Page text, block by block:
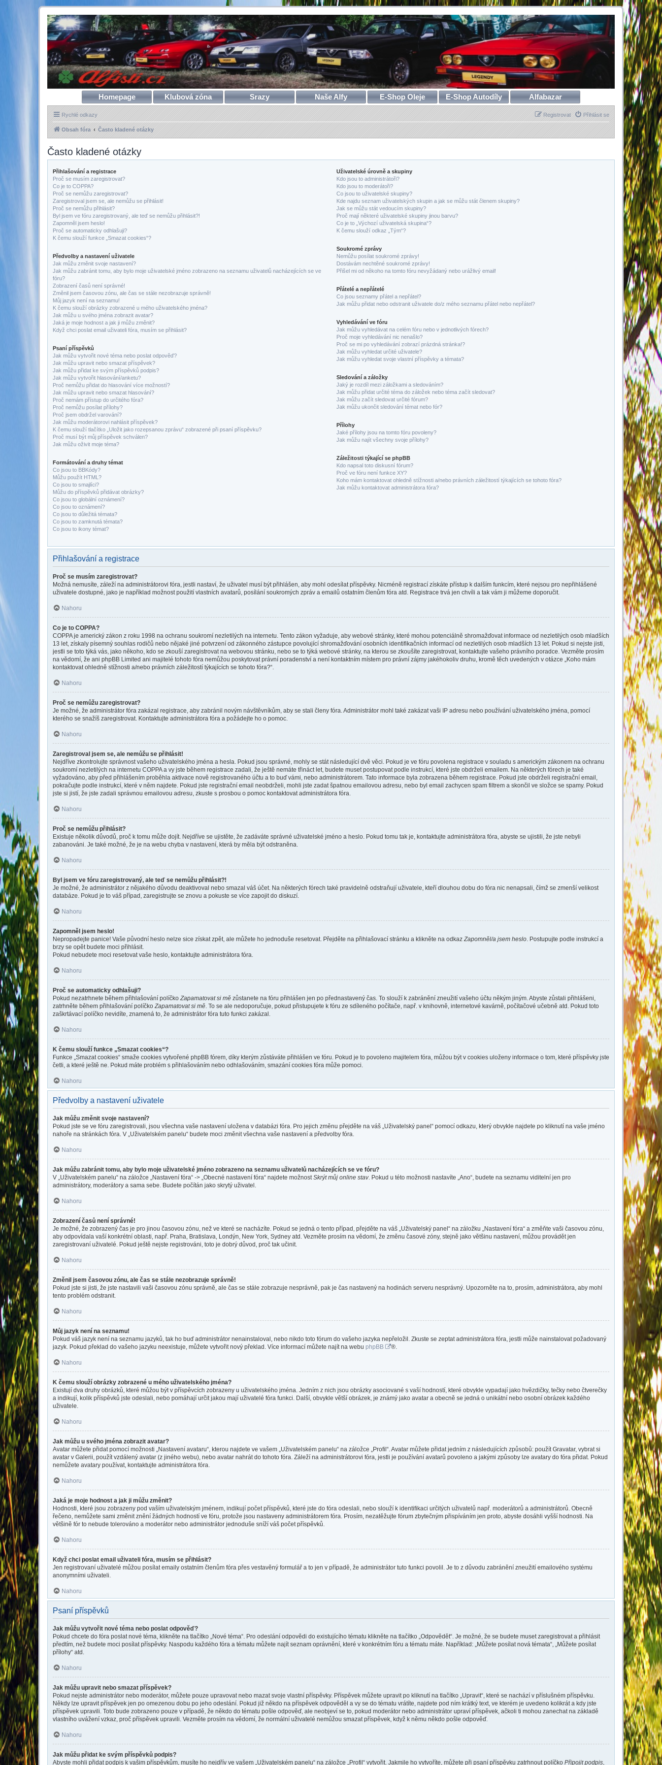
Homepage Klubová zóna Srazy Naše Alfy E-Shop Oleje E-Shop Autodíly Alfabazar
Rychlé odkazy Přihlásit se
Registrovat
Obsah fóra Často kladené otázky
Často kladené otázky
Přihlašování a registrace
Proč se musím zaregistrovat?
Co je to COPPA?
Proč se nemůžu zaregistrovat?
Zaregistroval jsem se, ale nemůžu se přihlásit!
Proč se nemůžu přihlásit?
Byl jsem ve fóru zaregistrovaný, ale teď se nemůžu přihlásit?!
Zapomněl jsem heslo!
Proč se automaticky odhlašuji?
K čemu slouží funkce „Smazat cookies“?
Předvolby a nastavení uživatele
Jak můžu změnit svoje nastavení?
Jak můžu zabránit tomu, aby bylo moje uživatelské jméno zobrazeno na seznamu uživatelů nacházejících se ve
fóru?
Zobrazení časů není správné!
Změnil jsem časovou zónu, ale čas se stále nezobrazuje správně!
Můj jazyk není na seznamu!
K čemu slouží obrázky zobrazené u mého uživatelského jména?
Jak můžu u svého jména zobrazit avatar?
Jaká je moje hodnost a jak ji můžu změnit?
Když chci poslat email uživateli fóra, musím se přihlásit?
Psaní příspěvků
Jak můžu vytvořit nové téma nebo poslat odpověď?
Jak můžu upravit nebo smazat příspěvek?
Jak můžu přidat ke svým příspěvků podpis?
Jak můžu vytvořit hlasování/anketu?
Proč nemůžu přidat do hlasování více možností?
Jak můžu upravit nebo smazat hlasování?
Proč nemám přístup do určitého fóra?
Proč nemůžu posílat přílohy?
Proč jsem obdržel varování?
Jak můžu moderátorovi nahlásit příspěvek?
K čemu slouží tlačítko „Uložit jako rozepsanou zprávu“ zobrazené při psaní příspěvku?
Proč musí být můj příspěvek schválen?
Jak můžu oživit moje téma?
Formátování a druhy témat
Co jsou to BBKódy?
Můžu použít HTML?
Co jsou to smajlíci?
Můžu do příspěvků přidávat obrázky?
Co jsou to globální oznámení?
Co jsou to oznámení?
Co jsou to důležitá témata?
Co jsou to zamknutá témata?
Co jsou to ikony témat?
Uživatelské úrovně a skupiny
Kdo jsou to administrátoři?
Kdo jsou to moderátoři?
Co jsou to uživatelské skupiny?
Kde najdu seznam uživatelských skupin a jak se můžu stát členem skupiny?
Jak se můžu stát vedoucím skupiny?
Proč mají některé uživatelské skupiny jinou barvu?
Co je to „Výchozí uživatelská skupina“?
K čemu slouží odkaz „Tým“?
Soukromé zprávy
Nemůžu posílat soukromé zprávy!
Dostávám nechtěné soukromé zprávy!
Přišel mi od někoho na tomto fóru nevyžádaný nebo urážlivý email!
Přátelé a nepřátelé
Co jsou seznamy přátel a nepřátel?
Jak můžu přidat nebo odstranit uživatele do/z mého seznamu přátel nebo nepřátel?
Vyhledávání ve fóru
Jak můžu vyhledávat na celém fóru nebo v jednotlivých fórech?
Proč moje vyhledávání nic nenašlo?
Proč se mi po vyhledávání zobrazí prázdná stránka!?
Jak můžu vyhledat určité uživatele?
Jak můžu vyhledat svoje vlastní příspěvky a témata?
Sledování a záložky
Jaký je rozdíl mezi záložkami a sledováním?
Jak můžu přidat určité téma do záložek nebo téma začít sledovat?
Jak můžu začít sledovat určité fórum?
Jak můžu ukončit sledování témat nebo fór?
Přílohy
Jaké přílohy jsou na tomto fóru povoleny?
Jak můžu najít všechny svoje přílohy?
Záležitosti týkající se phpBB
Kdo napsal toto diskusní fórum?
Proč ve fóru není funkce XY?
Koho mám kontaktovat ohledně stížnosti a/nebo právních záležitostí týkajících se tohoto fóra?
Jak můžu kontaktovat administrátora fóra?
Přihlašování a registrace
Proč se musím zaregistrovat?
Možná nemusíte, záleží na administrátorovi fóra, jestli nastaví, že uživatel musí být přihlášen, aby mohl odesílat příspěvky. Nicméně registrací získáte přístup k dalším funkcím, které nejsou pro nepřihlášené
uživatele dostupné, jako je například možnost použití vlastních avatarů, posílání soukromých zpráv a emailů ostatním členům fóra atd. Registrace trvá jen chvíli a tak vám ji můžeme doporučit.
Nahoru
Co je to COPPA?
COPPA je americký zákon z roku 1998 na ochranu soukromí nezletilých na internetu. Tento zákon vyžaduje, aby webové stránky, které mohou potenciálně shromažďovat informace od nezletilých osob mladších
13 let, získaly písemný souhlas rodičů nebo nějaké jiné potvrzení od zákonného zástupce povolující shromažďování osobních identifikačních informací od nezletilých osob mladších 13 let. Pokud si nejste jisti,
jestli se toto týká vás, jako někoho, kdo se zkouší zaregistrovat na webovou stránku, nebo se to týká webové stránky, na kterou se zkoušíte zaregistrovat, kontaktujte vašeho právního poradce. Vezměte prosím
na vědomí, že ani phpBB Limited ani majitelé tohoto fóra nemůžou poskytovat právní poradenství a není kontaktním místem pro právní zájmy jakéhokoliv druhu, kromě těch uvedených v otázce „Koho mám
kontaktovat ohledně stížnosti a/nebo právních záležitostí týkajících se tohoto fóra?“.
Nahoru
Proč se nemůžu zaregistrovat?
Je možné, že administrátor fóra zakázal registrace, aby zabránil novým návštěvníkům, aby se stali členy fóra. Administrátor mohl také zakázat vaši IP adresu nebo používání uživatelského jména, pomocí
kterého se snažíš zaregistrovat. Kontaktujte administrátora fóra a požádejte ho o pomoc.
Nahoru
Zaregistroval jsem se, ale nemůžu se přihlásit!
Nejdříve zkontrolujte správnost vašeho uživatelského jména a hesla. Pokud jsou správné, mohly se stát následující dvě věci. Pokud je ve fóru povolena registrace v souladu s americkým zákonem na ochranu
soukromí nezletilých na internetu COPPA a vy jste během registrace zadali, že ještě nemáte třináct let, budete muset postupovat podle instrukcí, které jste obdrželi emailem. Na některých fórech je také
vyžadováno, aby před přihlášením proběhla aktivace nově registrovaného účtu a to buď vámi, nebo administrátorem. Tato informace byla zobrazena během registrace. Pokud jste obdrželi registrační email,
pokračujte podle instrukcí, které v něm najdete. Pokud jste registrační email neobdrželi, mohli jste zadat špatnou emailovou adresu, nebo byl email zachycen spam filtrem a skončil ve složce se spamy. Pokud
jste si jistí, že jste zadali správnou emailovou adresu, zkuste s prosbou o pomoc kontaktovat administrátora fóra.
Nahoru
Proč se nemůžu přihlásit?
Existuje několik důvodů, proč k tomu může dojít. Nejdříve se ujistěte, že zadáváte správné uživatelské jméno a heslo. Pokud tomu tak je, kontaktujte administrátora fóra, abyste se ujistili, že jste nebyli
zabanováni. Je také možné, že je na webu chyba v nastavení, která by měla být odstraněna.
Nahoru
Byl jsem ve fóru zaregistrovaný, ale teď se nemůžu přihlásit?!
Je možné, že administrátor z nějakého důvodu deaktivoval nebo smazal váš účet. Na některých fórech také pravidelně odstraňují uživatele, kteří dlouhou dobu do fóra nic nenapsali, čímž se zmenší velikost
databáze. Pokud je to váš případ, zaregistrujte se znovu a pokuste se více zapojit do diskuzí.
Nahoru
Zapomněl jsem heslo!
Nepropadejte panice! Vaše původní heslo nelze sice získat zpět, ale můžete ho jednoduše resetovat. Přejděte na přihlašovací stránku a klikněte na odkaz Zapomněl/a jsem heslo . Postupujte podle instrukcí a
brzy se opět budete moci přihlásit.
Pokud nebudete moci resetovat vaše heslo, kontaktujte administrátora fóra.
Nahoru
Proč se automaticky odhlašuji?
Pokud nezatrhnete během přihlašování políčko Zapamatovat si mě zůstanete na fóru přihlášen jen po přednastavený čas. To slouží k zabránění zneužití vašeho účtu někým jiným. Abyste zůstali přihlášeni,
zatrhněte během přihlašování políčko Zapamatovat si mě . To se ale nedoporučuje, pokud přistupujete k fóru ze sdíleného počítače, např. v knihovně, internetové kavárně, počítačové učebně atd. Pokud toto
zaškrtávací políčko nevidíte, znamená to, že administrátor fóra tuto funkci zakázal.
Nahoru
K čemu slouží funkce „Smazat cookies“?
Funkce „Smazat cookies“ smaže cookies vytvořené phpBB fórem, díky kterým zůstáváte přihlášen ve fóru. Pokud je to povoleno majitelem fóra, můžou být v cookies uloženy informace o tom, které příspěvky jste
četli, a které ještě ne. Pokud máte problém s přihlašováním nebo odhlašováním, smazání cookies fóra může pomoci.
Nahoru
Předvolby a nastavení uživatele
Jak můžu změnit svoje nastavení?
Pokud jste se ve fóru zaregistrovali, jsou všechna vaše nastavení uložena v databázi fóra. Pro jejich změnu přejděte na váš „Uživatelský panel“ pomocí odkazu, který obvykle najdete po kliknutí na vaše jméno
nahoře na stránkách fóra. V „Uživatelském panelu“ budete moci změnit všechna vaše nastavení a předvolby fóra.
Nahoru
Jak můžu zabránit tomu, aby bylo moje uživatelské jméno zobrazeno na seznamu uživatelů nacházejících se ve fóru?
V „Uživatelském panelu“ na záložce „Nastavení fóra“ -> „Obecné nastavení fóra“ najdete možnost Skrýt můj online stav. Pokud u této možnosti nastavíte „Ano“, budete na seznamu viditelní jen pro
administrátory, moderátory a sama sebe. Budete počítán jako skrytý uživatel.
Nahoru
Zobrazení časů není správné!
Je možné, že zobrazený čas je pro jinou časovou zónu, než ve které se nacházíte. Pokud se jedná o tento případ, přejděte na váš „Uživatelský panel“ na záložku „Nastavení fóra“ a změňte vaši časovou zónu,
aby odpovídala vaší konkrétní oblasti, např. Praha, Bratislava, Londýn, New York, Sydney atd. Vezměte prosím na vědomí, že změnu časové zóny, stejně jako většinu nastavení, můžou provádět jen
zaregistrovaní uživatelé. Pokud ještě nejste registrováni, toto je dobrý důvod, proč tak učinit.
Nahoru
Změnil jsem časovou zónu, ale čas se stále nezobrazuje správně!
Pokud jste si jisti, že jste nastavili vaši časovou zónu správně, ale čas se stále zobrazuje nesprávně, pak je čas nastavený na hodinách serveru nesprávný. Upozorněte na to, prosím, administrátora, aby mohl
tento problém odstranit.
Nahoru
Můj jazyk není na seznamu!
Pokud váš jazyk není na seznamu jazyků, tak ho buď administrátor nenainstaloval, nebo nikdo toto fórum do vašeho jazyka nepřeložil. Zkuste se zeptat administrátora fóra, jestli může nainstalovat požadovaný
jazyk. Pokud překlad do vašeho jazyku neexistuje, můžete vytvořit nový překlad. Více informací můžete najít na webu phpBB ®.
Nahoru
K čemu slouží obrázky zobrazené u mého uživatelského jména?
Existují dva druhy obrázků, které můžou být v příspěvcích zobrazeny u uživatelského jména. Jedním z nich jsou obrázky asociované s vaší hodností, které obvykle vypadají jako hvězdičky, tečky nebo čtverečky
a indikují, kolik příspěvků jste odeslali, nebo pomáhají určit jakou mají uživatelé fóra funkci. Další, obvykle větší obrázek, je známý jako avatar a obecně se jedná o unikátní nebo osobní obrázek každého
uživatele.
Nahoru
Jak můžu u svého jména zobrazit avatar?
Avatar můžete přidat pomocí možnosti „Nastavení avataru“, kterou najdete ve vašem „Uživatelském panelu“ na záložce „Profil“. Avatar můžete přidat jedním z následujících způsobů: použít Gravatar, vybrat si
avatar v Galerii, použít vzdálený avatar (z jiného webu), nebo avatar nahrát do tohoto fóra. Záleží na administrátorovi fóra, jestli je používání avatarů povoleno a jakými způsoby lze avatary do fóra přidat. Pokud
nemůžete avatary používat, kontaktujte administrátora fóra.
Nahoru
Jaká je moje hodnost a jak ji můžu změnit?
Hodnosti, které jsou zobrazeny pod vaším uživatelským jménem, indikují počet příspěvků, které jste do fóra odeslali, nebo slouží k identifikaci určitých uživatelů např. moderátorů a administrátorů. Obecně
řečeno, nemůžete sami změnit znění žádných hodností ve fóru, protože jsou nastaveny administrátorem fóra. Prosím, nezatěžujte fórum zbytečným přispíváním jen proto, abyste dosáhli vyšší hodnosti. Na
většině fór to nebude tolerováno a moderátor nebo administrátor jednoduše sníží váš počet příspěvků.
Nahoru
Když chci poslat email uživateli fóra, musím se přihlásit?
Jen registrovaní uživatelé můžou posílat emaily ostatním členům fóra přes vestavěný formulář a to jen v případě, že administrátor tuto funkci povolil. Je to z důvodu zabránění zneužití emailového systému
anonymními uživateli.
Nahoru
Psaní příspěvků
Jak můžu vytvořit nové téma nebo poslat odpověď?
Pokud chcete do fóra poslat nové téma, klikněte na tlačítko „Nové téma“. Pro odeslání odpovědi do existujícího tématu klikněte na tlačítko „Odpovědět“. Je možné, že se budete muset zaregistrovat a přihlásit
předtím, než budete moci posílat příspěvky. Naspodu každého fóra a tématu můžete najít seznam oprávnění, které v konkrétním fóru a tématu máte. Například: „Můžete posílat nová témata“, „Můžete posílat
přílohy“ atd.
Nahoru
Jak můžu upravit nebo smazat příspěvek?
Pokud nejste administrátor nebo moderátor, můžete pouze upravovat nebo mazat svoje vlastní příspěvky. Příspěvek můžete upravit po kliknutí na tlačítko „Upravit“, které se nachází v příslušném příspěvku.
Někdy lze upravit příspěvek jen po omezenou dobu po jeho odeslání. Pokud již někdo na příspěvek odpověděl a vy se do tématu vrátíte, najdete pod ním krátký text, ve kterém je uvedeno kolikrát a kdy jste
příspěvek upravili. Toto bude zobrazeno pouze v případě, že někdo do tématu pošle odpověď, ale neobjeví se to, pokud moderátor nebo administrátor upraví příspěvek, ačkoli ti mohou zanechat na základě
vlastního uvážení vzkaz, proč příspěvek upravili. Vezměte prosím na vědomí, že normální uživatelé nemůžou smazat příspěvek, když k němu někdo pošle odpověď.
Nahoru
Jak můžu přidat ke svým příspěvků podpis?
Abyste mohli přidat podpis k vašim příspěvkům, musíte ho nejdřív ve vašem „Uživatelském panelu“ na záložce „Profil“ vytvořit. Jakmile ho vytvoříte, můžete při psaní příspěvku zatrhnout políčko Připojit podpis,